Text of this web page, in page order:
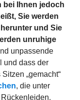
bei Ihnen jedoch
Sie werden
und Sie
unruhige
unpassende
und dass der
„gemacht“
, die unter